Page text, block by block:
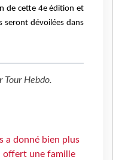
de cette 4e édition et
seront dévoilées dans
Tour Hebdo.
a donné bien plus
offert une famille